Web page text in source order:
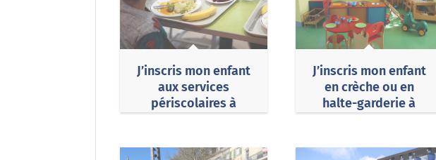
J’inscris mon enfant
aux services
périscolaires à
J’inscris mon enfant
en crèche ou en
halte-garderie à